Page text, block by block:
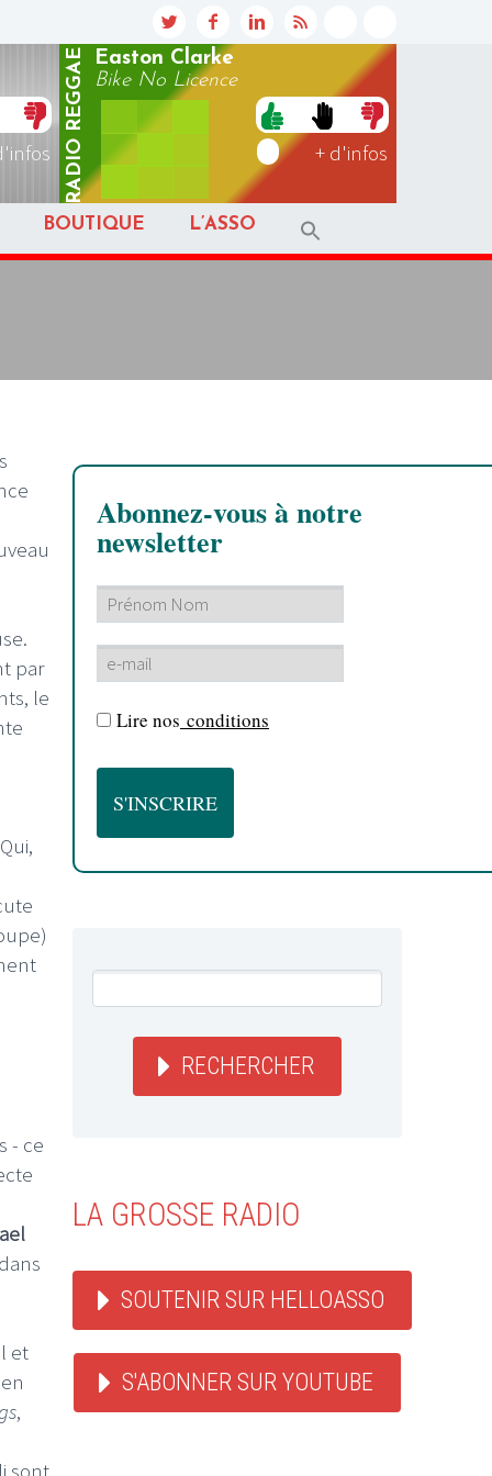
RADIO
REGGAE
Easton Clarke
Bike No Licence
+ d'infos
BOUTIQUE L’ASSO
par
le
- ce
et
,
sont
Abonnez-vous à notre
newsletter
Lire nos conditions
RECHERCHER
LA GROSSE RADIO
SOUTENIR SUR HELLOASSO
S'ABONNER SUR YOUTUBE